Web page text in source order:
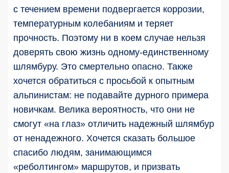
с течением времени подвергается коррозии,
температурным колебаниям и теряет
прочность. Поэтому ни в коем случае нельзя
доверять свою жизнь одному-единственному
шлямбуру. Это смертельно опасно. Также
хочется обратиться с просьбой к опытным
альпинистам: не подавайте дурного примера
новичкам. Велика вероятность, что они не
смогут «на глаз» отличить надежный шлямбур
от ненадежного. Хочется сказать большое
спасибо людям, занимающимся
«реболтингом» маршрутов, и призвать